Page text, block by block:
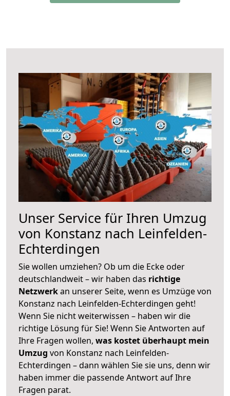
Unser Service für Ihren Umzug
von Konstanz nach Leinfelden-
Echterdingen
Sie wollen umziehen? Ob um die Ecke oder
deutschlandweit – wir haben das richtige
Netzwerkan unserer Seite, wenn es Umzüge von
Konstanz nach Leinfelden-Echterdingen geht!
Wenn Sie nicht weiterwissen – haben wir die
richtige Lösung für Sie! Wenn Sie Antworten auf
Ihre Fragen wollen, was kostet überhaupt mein
Umzug von Konstanz nach Leinfelden-
Echterdingen – dann wählen Sie sie uns, denn wir
haben immer die passende Antwort auf Ihre
Fragen parat.